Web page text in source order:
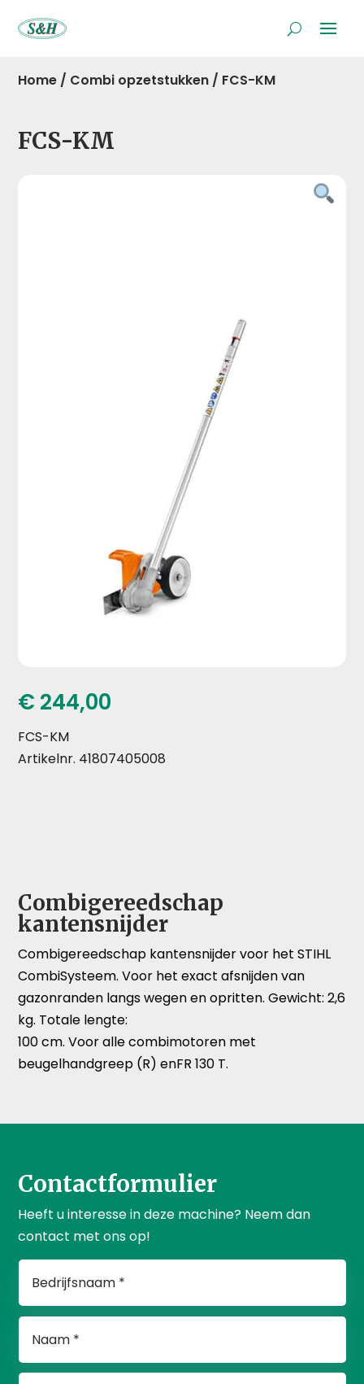
Home / Combi opzetstukken / FCS-KM
FCS-KM
€ 244,00
FCS-KM
Artikelnr. 41807405008
Combigereedschap
kantensnijder
Combigereedschap kantensnijder voor het STIHL
CombiSysteem. Voor het exact afsnijden van
gazonranden langs wegen en opritten. Gewicht: 2,6
kg. Totale lengte:
100 cm. Voor alle combimotoren met
beugelhandgreep (R) enFR 130 T.
Contactformulier
Heeft u interesse in deze machine? Neem dan
contact met ons op!